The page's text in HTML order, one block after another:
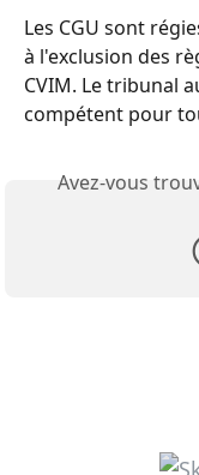
Les CGU sont
à l'exclusion des
CVIM. Le tribunal
compétent pour
Avez-vous